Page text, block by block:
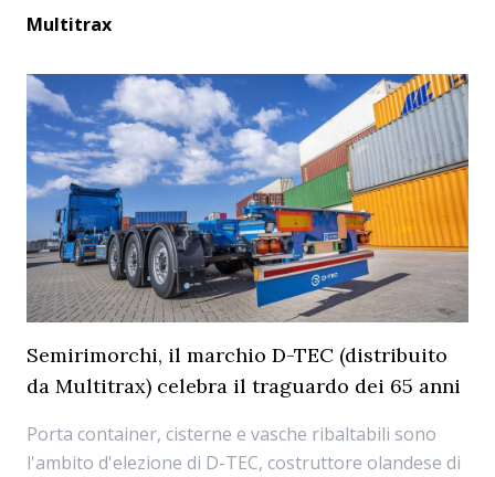
Multitrax
Semirimorchi, il marchio D-TEC (distribuito
da Multitrax) celebra il traguardo dei 65 anni
Porta container, cisterne e vasche ribaltabili sono
l'ambito d'elezione di D-TEC, costruttore olandese di